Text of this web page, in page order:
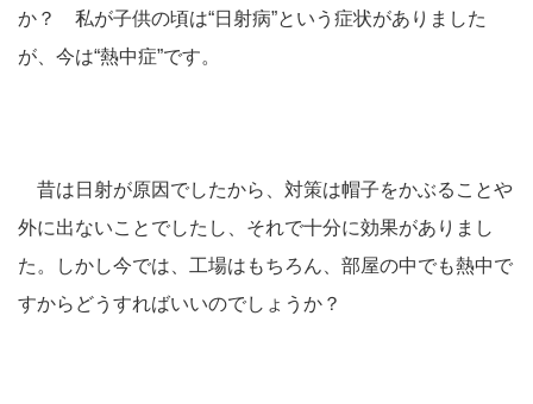
か？ 私が子供の頃は“日射病”という症状がありました
が、今は“熱中症”です。
昔は日射が原因でしたから、対策は帽子をかぶることや
外に出ないことでしたし、それで十分に効果がありまし
た。しかし今では、工場はもちろん、部屋の中でも熱中で
すからどうすればいいのでしょうか？